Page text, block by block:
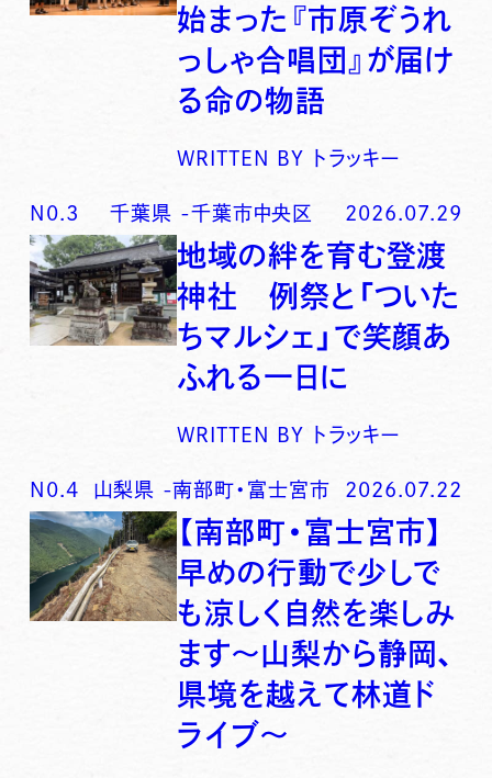
始まった『市原ぞうれ
っしゃ合唱団』が届け
る命の物語
WRITTEN BY トラッキー
N0. 3 千葉県 -千葉市中央区 2026.07.29
地域の絆を育む登渡
神社 例祭と「ついた
ちマルシェ」で笑顔あ
ふれる一日に
WRITTEN BY トラッキー
N0. 4 山梨県 -南部町・富士宮市 2026.07.22
【南部町・富士宮市】
早めの行動で少しで
も涼しく自然を楽しみ
ます〜山梨から静岡、
県境を越えて林道ド
ライブ〜